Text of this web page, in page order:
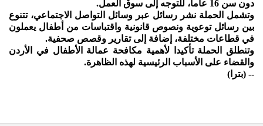
دون سن 16 عاما، للتوجه إلى سوق العمل.
وتشمل الحملة نشر رسائل عبر وسائل التواصل الاجتماعي، تتنوع
بين رسائل توعوية ونصوص قانونية واقتباسات من أطفال يعملون
في قطاعات مختلفة، إضافة إلى تقارير وقصص صحفية.
وتنطلق الحملة تأكيدا لأهمية مكافحة عمالة الأطفال في الأردن
والقضاء على الأسباب الرئيسية لهذه الظاهرة.
-- (بترا)